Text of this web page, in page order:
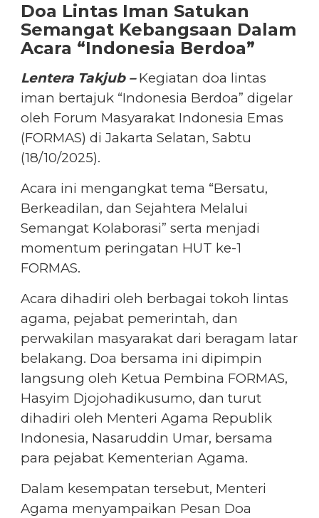
Doa Lintas Iman Satukan
Semangat Kebangsaan Dalam
Acara “Indonesia Berdoa”
Lentera Takjub – Kegiatan doa lintas
iman bertajuk “Indonesia Berdoa” digelar
oleh Forum Masyarakat Indonesia Emas
(FORMAS) di Jakarta Selatan, Sabtu
(18/10/2025).
Acara ini mengangkat tema “Bersatu,
Berkeadilan, dan Sejahtera Melalui
Semangat Kolaborasi” serta menjadi
momentum peringatan HUT ke-1
FORMAS.
Acara dihadiri oleh berbagai tokoh lintas
agama, pejabat pemerintah, dan
perwakilan masyarakat dari beragam latar
belakang. Doa bersama ini dipimpin
langsung oleh Ketua Pembina FORMAS,
Hasyim Djojohadikusumo, dan turut
dihadiri oleh Menteri Agama Republik
Indonesia, Nasaruddin Umar, bersama
para pejabat Kementerian Agama.
Dalam kesempatan tersebut, Menteri
Agama menyampaikan Pesan Doa